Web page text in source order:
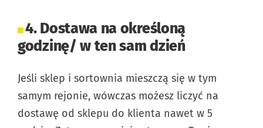
4. Dostawa na określoną
godzinę/ w ten sam dzień
Jeśli sklep i sortownia mieszczą się w tym
samym rejonie, wówczas możesz liczyć na
dostawę od sklepu do klienta nawet w 5